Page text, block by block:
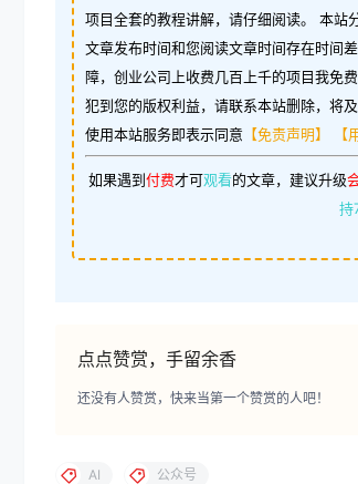
项目全套的教程讲解，请仔细阅读。 本站
文章发布时间和您阅读文章时间存在时间
障，创业公司上收费几百上千的项目我免
犯到您的版权利益，请联系本站删除，将
使用本站服务即表示同意 【免责声明】
如果遇到付费才可观看的文章，建议升级
持
点点赞赏，手留余香
还没有人赞赏，快来当第一个赞赏的人吧！
AI 公众号